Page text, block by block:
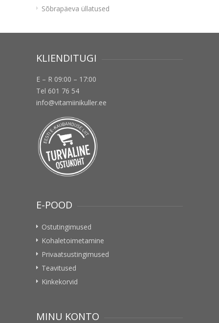
Sõbrapäeva üllatused
KLIENDITUGI
E – R 09:00 – 17:00
Tel 601 76 54
info@vitamiinikuller.ee
E-POOD
Ostutingimused
Kohaletoimetamine
Privaatsustingimused
Teavitused
Kinkekorvid
MINU KONTO